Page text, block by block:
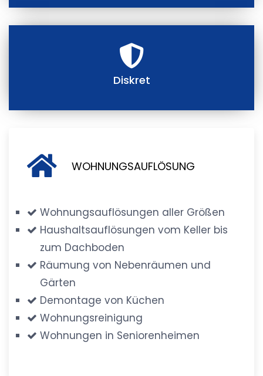
Diskret
WOHNUNGSAUFLÖSUNG
Wohnungsauflösungen aller Größen
Haushaltsauflösungen vom Keller bis
zum Dachboden
Räumung von Nebenräumen und
Gärten
Demontage von Küchen
Wohnungsreinigung
Wohnungen in Seniorenheimen